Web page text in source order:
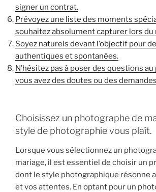
signer un contrat.
Prévoyez une liste des moments
souhaitez absolument capturer lors du
Soyez naturels devant l’objectif pour
authentiques et spontanées.
N’hésitez pas à poser des questions
vous avez des doutes ou des
Choisissez un photographe de
style de photographie vous plaît.
Lorsque vous sélectionnez un
mariage, il est essentiel de choisir un
dont le style photographique résonne
et vos attentes. En optant pour un